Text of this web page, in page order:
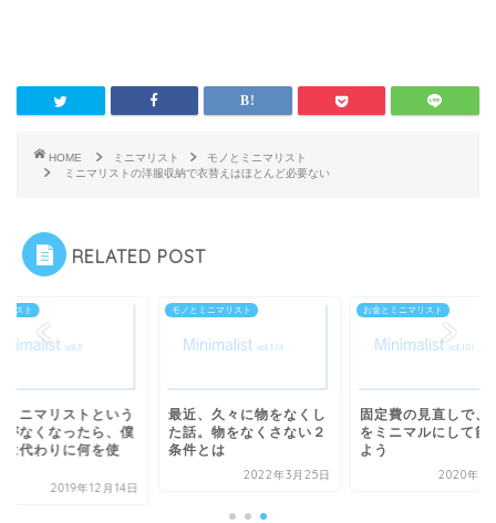
HOME ミニマリスト
モノとミニマリスト
ミニマリストの洋服収納で衣替えはほとんど必要ない
RELATED POST
リスト
ミニマリストという
がなくなったら、僕
は代わりに何を使
2019年12月14日
モノとミニマリスト
最近、久々に物をなくし
た話。物をなくさない２
条件とは
2022年3月25日
お金とミニマリスト
固定費の見直しで、
をミニマルにして節
よう
2020年10